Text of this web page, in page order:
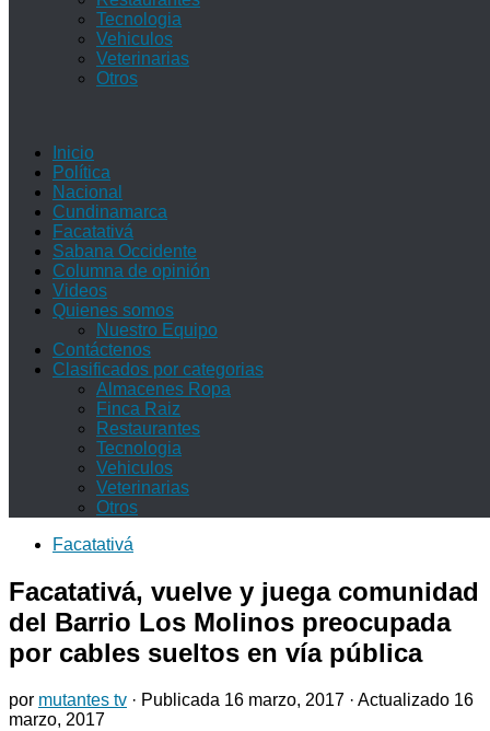
Tecnologia
Vehiculos
Veterinarias
Otros
Inicio
Política
Nacional
Cundinamarca
Facatativá
Sabana Occidente
Columna de opinión
Videos
Quienes somos
Nuestro Equipo
Contáctenos
Clasificados por categorias
Almacenes Ropa
Finca Raiz
Restaurantes
Tecnologia
Vehiculos
Veterinarias
Otros
Facatativá
Facatativá, vuelve y juega comunidad
del Barrio Los Molinos preocupada
por cables sueltos en vía pública
por mutantes tv · Publicada 16 marzo, 2017 · Actualizado 16
marzo, 2017